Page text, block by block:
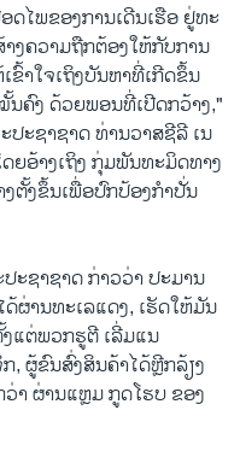
ໄພ​ຂອງ​ການ​ເດີນ​ເຮືອ​ ຢູ່​ທະ​
ງຄວາມຖືກຕ້ອງໃຫ້ກັບການ
ຂົ້າໃຈເຖິງບັນຫາທີ່ເກີດຂຶ້ນ
ຄົງ ດ້ວຍພອນທີ່ເປີດກວ້າງ,"
ະຊາຊາດ ທ່ານວາສຊີລີ ເນ
ຍອ້າງເຖິງ ກຸ່ມພັນທະມິດທາງ​
ຕັ້ງ​ຂຶ້ນ​ເພື່ອ​ປົກ​ປ້ອງ​ກຳ​ປັ່ນ​
ະຊາ​ຊາດ ກ່າວ​ວ່າ ປະມານ
ຜ່ານ​ທະ​ເລ​ແດງ, ​ເຮັດ​ໃຫ້​ມັນ​
ແຕ່ພວກຮູຕີ ເລີ່ມແນ
, ຜູ້ຂົນສົ່ງສິນຄ້າໄດ້ຫຼີກລ້ຽງ
າ ຜ່ານແຫຼມ ກູດໂຮບ ຂອງ